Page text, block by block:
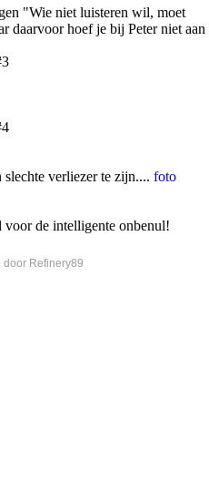
"Wie niet luisteren wil, moet
daarvoor hoef je bij Peter niet aan
slechte verliezer te zijn.... foto
de intelligente onbenul!
Refinery89